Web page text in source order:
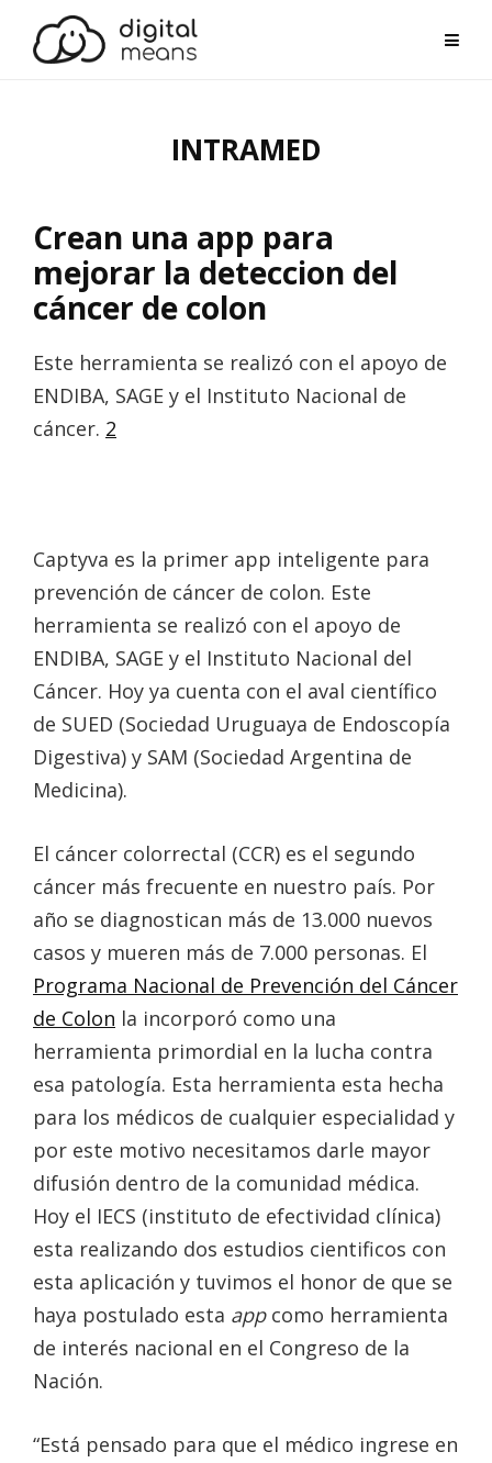
INTRAMED
Crean una app para
mejorar la deteccion del
cáncer de colon
Este herramienta se realizó con el apoyo de
ENDIBA, SAGE y el Instituto Nacional de
cáncer. 2
Captyva es la primer app inteligente para
prevención de cáncer de colon. Este
herramienta se realizó con el apoyo de
ENDIBA, SAGE y el Instituto Nacional del
Cáncer. Hoy ya cuenta con el aval científico
de SUED (Sociedad Uruguaya de Endoscopía
Digestiva) y SAM (Sociedad Argentina de
Medicina).
El cáncer colorrectal (CCR) es el segundo
cáncer más frecuente en nuestro país. Por
año se diagnostican más de 13.000 nuevos
casos y mueren más de 7.000 personas. El
Programa Nacional de Prevención del Cáncer
de Colon la incorporó como una
herramienta primordial en la lucha contra
esa patología. Esta herramienta esta hecha
para los médicos de cualquier especialidad y
por este motivo necesitamos darle mayor
difusión dentro de la comunidad médica.
Hoy el IECS (instituto de efectividad clínica)
esta realizando dos estudios cientificos con
esta aplicación y tuvimos el honor de que se
haya postulado esta appcomo herramienta
de interés nacional en el Congreso de la
Nación.
“Está pensado para que el médico ingrese en